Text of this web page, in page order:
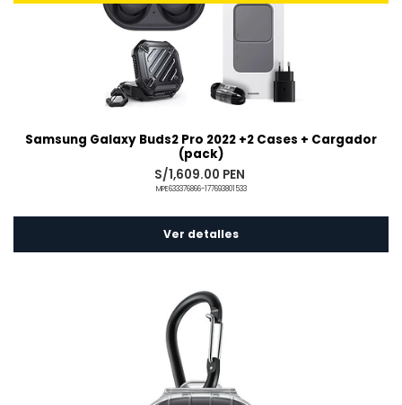
Samsung Galaxy Buds2 Pro 2022 +2 Cases + Cargador
(pack)
S/1,609.00 PEN
MPE633376866-177693801533
Ver detalles